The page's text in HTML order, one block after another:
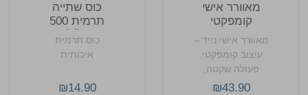
מאוורר אישי
קומפקטי
מאוורר אישי נייד –
עיצוב קומפקטי,
פעולה שקטה,
רעננות בכל מקום
₪43.90
כוס שתייה
תרמית 500
מ״ל
כוס תרמית
איכותית
₪14.90